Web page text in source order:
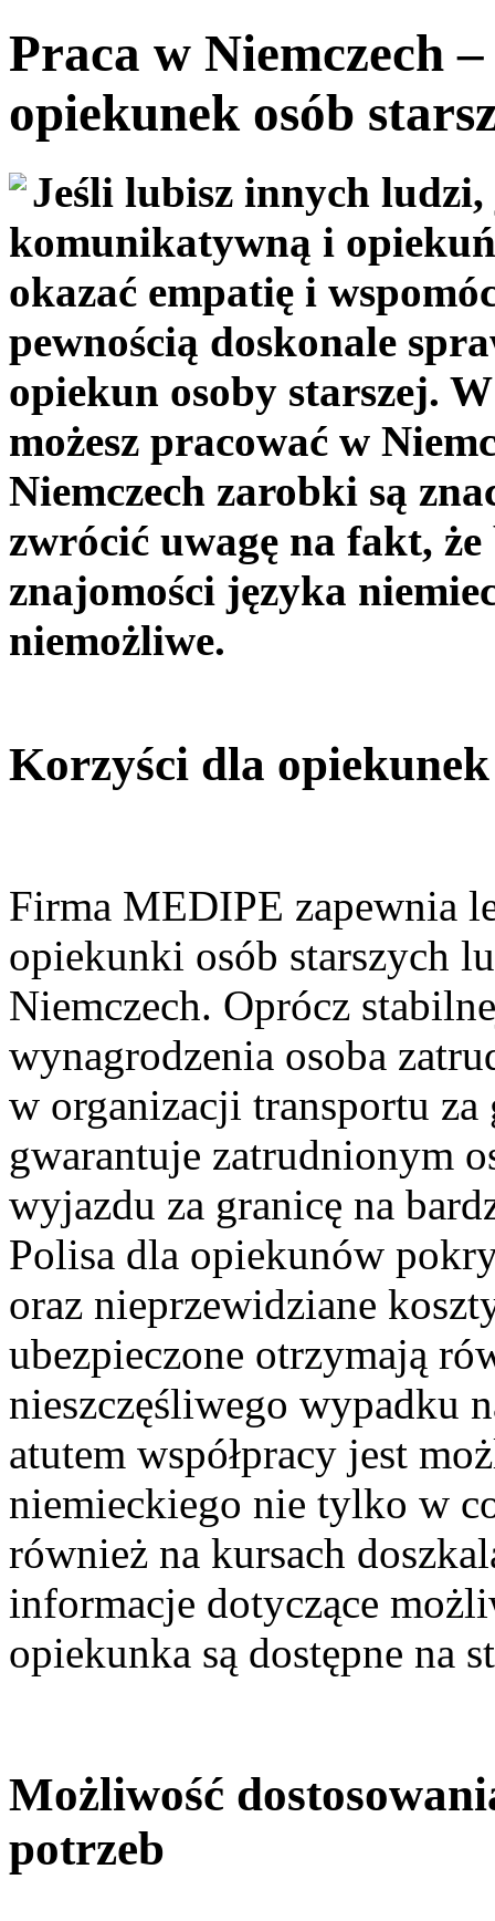
Praca w Niemczech
opiekunek osób
Jeśli lubisz innych ludzi,
komunikatywną i
okazać empatię i
pewnością doskonale
opiekun osoby starszej.
możesz pracować w
Niemczech zarobki są
zwrócić uwagę na fakt,
znajomości języka
niemożliwe.
Korzyści dla
Firma MEDIPE zapewnia
opiekunki osób starszych
Niemczech. Oprócz
wynagrodzenia osoba
w organizacji transportu
gwarantuje zatrudnionym
wyjazdu za granicę na
Polisa dla opiekunów
oraz nieprzewidziane
ubezpieczone otrzymają
nieszczęśliwego wypadku
atutem współpracy jest
niemieckiego nie tylko w
również na kursach
informacje dotyczące
opiekunka są dostępne na
Możliwość
potrzeb